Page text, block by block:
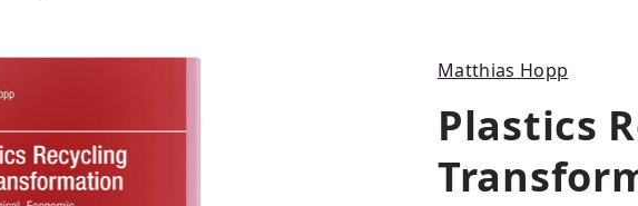
Matthias Hopp
Plastics